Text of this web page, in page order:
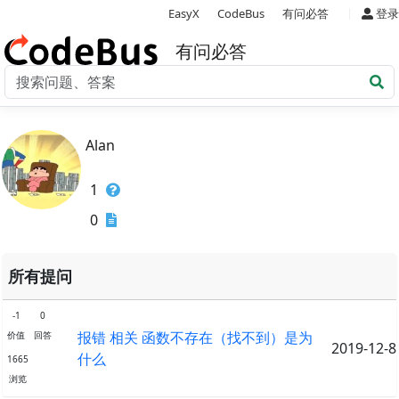
EasyX CodeBus 有问必答 登录
有问必答
Alan
1
0
所有提问
-1
价值
0
回答
1665
浏览
报错 相关 函数不存在（找不到）是为
什么
2019-12-8